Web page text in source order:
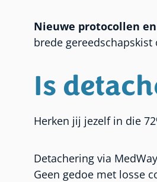
Nieuwe protocollen
brede
Is
Herken jij jezelf in die
Detachering via
Geen gedoe met losse